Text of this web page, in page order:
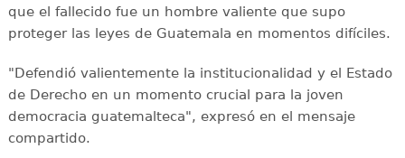
que el fallecido fue un hombre valiente que supo
proteger las leyes de Guatemala en momentos difíciles.
"Defendió valientemente la institucionalidad y el Estado
de Derecho en un momento crucial para la joven
democracia guatemalteca", expresó en el mensaje
compartido.